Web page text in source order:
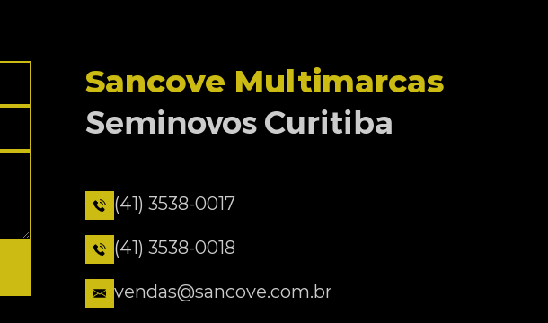
Sancove Multimarcas
Seminovos Curitiba
(41) 3538-0017
(41) 3538-0018
vendas@sancove.com.br